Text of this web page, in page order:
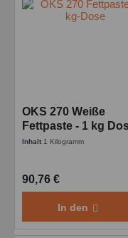
OKS 270 Weiße
Fettpaste - 1 kg
Inhalt 1 Kilogramm
90,76 €
In den